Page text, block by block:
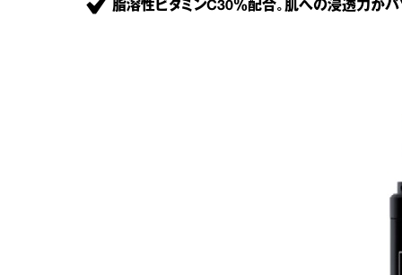
脂溶性ビタミンC30％配合。肌への浸透力がバ